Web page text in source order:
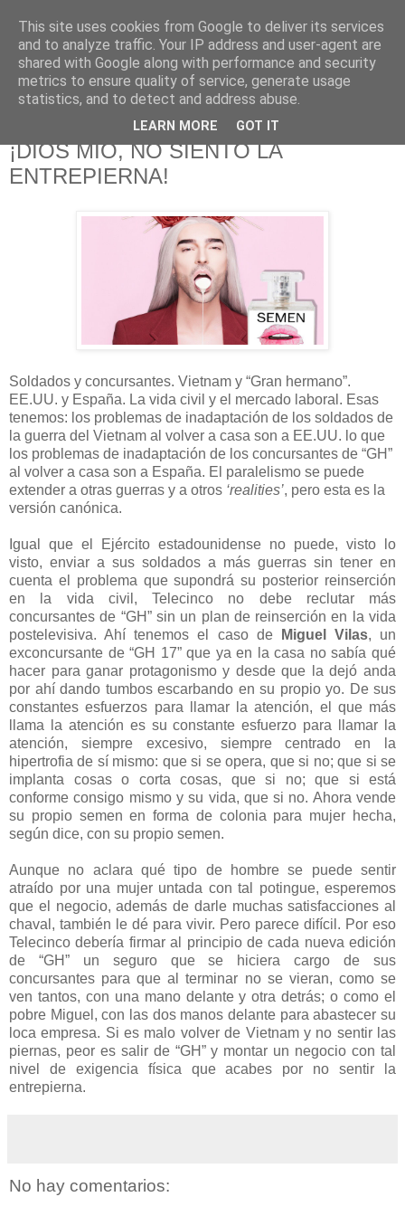
625 RANAS
LA TELEVISIÓN DESDE EL PUNTO DE VISTA BATRACIO
¡DIOS MÍO, NO SIENTO LA
ENTREPIERNA!
Soldados y concursantes. Vietnam y “Gran hermano”.
EE.UU. y España. La vida civil y el mercado laboral. Esas
tenemos: los problemas de inadaptación de los soldados de
la guerra del Vietnam al volver a casa son a EE.UU. lo que
los problemas de inadaptación de los concursantes de “GH”
al volver a casa son a España. El paralelismo se puede
extender a otras guerras y a otros ‘realities’, pero esta es la
versión canónica.
Igual que el Ejército estadounidense no puede, visto lo
visto, enviar a sus soldados a más guerras sin tener en
cuenta el problema que supondrá su posterior reinserción
en la vida civil, Telecinco no debe reclutar más
concursantes de “GH” sin un plan de reinserción en la vida
postelevisiva. Ahí tenemos el caso de
Miguel Vilas, un
exconcursante de “GH 17”que ya en la casa no sabía qué
hacer para ganar protagonismo y desde que la dejó anda
por ahí dando tumbos escarbando en su propio yo. De sus
constantes esfuerzos para llamar la atención, el que más
llama la atención es su constante esfuerzo para llamar la
atención, siempre excesivo, siempre centrado en la
hipertrofia de sí mismo: que si se opera, que si no; que si se
implanta cosas o corta cosas, que si no; que si está
conforme consigo mismo y su vida, que si no. Ahora vende
su propio semen en forma de colonia para mujer hecha,
según dice, con su propio semen.
Aunque no aclara qué tipo de hombre se puede sentir
atraído por una mujer untada con tal potingue, esperemos
que el negocio, además de darle muchas satisfacciones al
chaval, también le dé para vivir. Pero parece difícil. Por eso
Telecinco debería firmar al principio de cada nueva edición
de “GH” un seguro que se hiciera cargo de sus
concursantes para que al terminar no se vieran, como se
ven tantos, con una mano delante y otra detrás; o como el
pobre Miguel, con las dos manos delante para abastecer su
loca empresa. Si es malo volver de Vietnam y no sentir las
piernas, peor es salir de “GH” y montar un negocio con tal
nivel de exigencia física que acabes por no sentir la
entrepierna.
No hay comentarios:
This site uses cookies from Google to deliver its services
and to analyze traffic. Your IP address and user-agent are
shared with Google along with performance and security
metrics to ensure quality of service, generate usage
statistics, and to detect and address abuse.
LEARN MORE GOT IT